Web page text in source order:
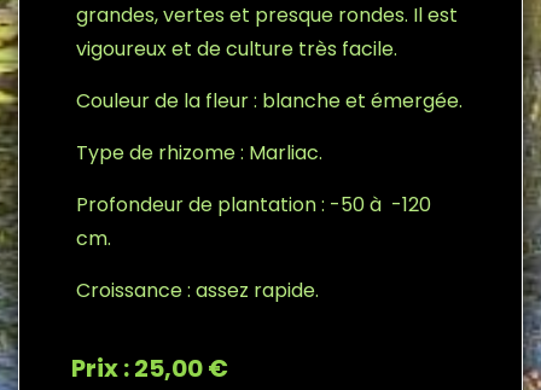
grandes, vertes et presque rondes. Il est
vigoureux et de culture très facile.
Couleur de la fleur : blanche et émergée.
Type de rhizome : Marliac.
Profondeur de plantation : -50 à -120
cm.
Croissance : assez rapide.
Prix : 25,00 €